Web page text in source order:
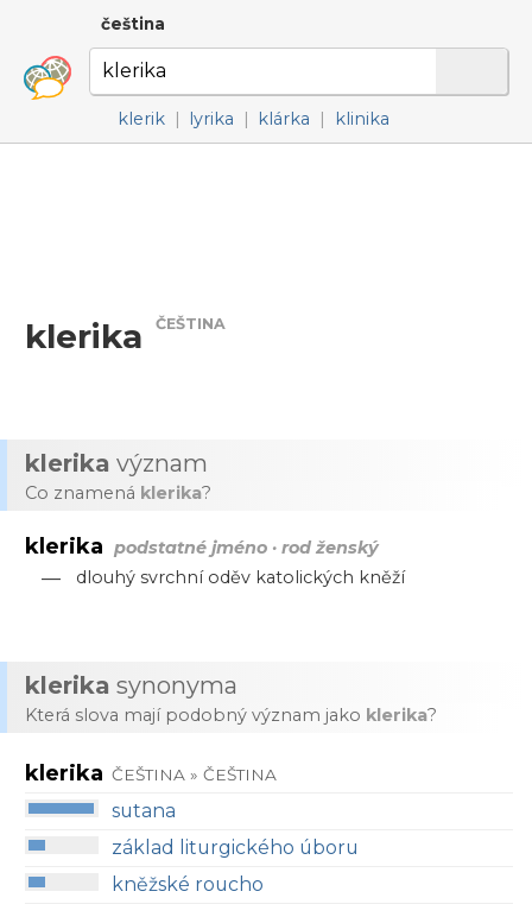
čeština
klerik | lyrika | klárka | klinika
klerika ČEŠTINA
klerika význam
Co znamená klerika?
klerika podstatné jméno · rod ženský
— dlouhý svrchní oděv katolických kněží
klerika synonyma
Která slova mají podobný význam jako klerika?
klerika ČEŠTINA » ČEŠTINA
sutana
základ liturgického úboru
kněžské roucho